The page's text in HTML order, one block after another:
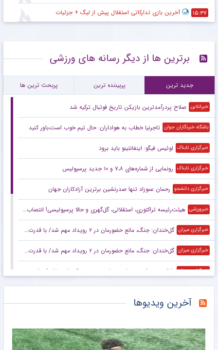
۱۵:۳۷ آخرین بازی تدارکاتی استقلال پیش از لیگ + جزئیات
برترین ها از دیگر رسانه های ورزشی
جدید ترین پربیننده ترین پربحث ترین ها
خبرانلاین صلاح پردرآمدترین بازیکن تاریخ فوتبال ترکیه شد
باشگاه خبرنگاران جوان تاجرنیا خطاب به هواداران: حال تیم خوب است،باور کنید
خبرگزاری تابناک لوئیس فیگو: اینفانتینو باید برود
خبرگزاری تابناک رونمایی از شماره‌های ۷،۸ و ۱۰ جدید پرسپولیس
خبرگزاری دانشجو رحمان عموزاد تنها صدرنشین برترین آزادکاران جهان
خبرورزشی هیئت‌رئیسه تراکتوری، استقلالی، گل‌گهری و حالا پرسپولیسی! انتصاب‌های عجیب در باشگاه‌های خاص؛ فدراسیون حتما جوابگو باشد
خبرگزاری میزان گل‌خندان: جنگ، مانع حضورمان در ۲ رویداد مهم شد/ با قدرت برای بازی‌های آسیایی و سهمیه المپیک می‌جنگیم
خبرگزاری میزان گل‌خندان: جنگ، مانع حضورمان در ۲ رویداد مهم شد/ با قدرت برای بازی‌های آسیایی و سهمیه المپیک می‌جنگیم
خبرگزاری میزان شافعی: هدف پرسپولیس نباید چیزی جز قهرمانی باشد/ برای جام ملت‌ها باید از برخی چهره‌ها عبور کنیم
خبرانلاین عکس | قیمت اسباب بازی‌های داخل تصویر کریستیانو رونالدو چند؟
آخرین ویدیوها